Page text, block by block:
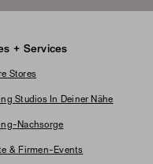
+ Services
Stores
Studios In Deiner Nähe
Nachsorge
& Firmen-Events